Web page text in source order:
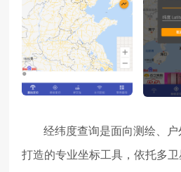
经纬度查询是面向测绘、
打造的专业坐标工具，依托多卫